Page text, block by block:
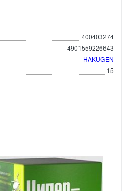
400403274
4901559226643
HAKUGEN
15